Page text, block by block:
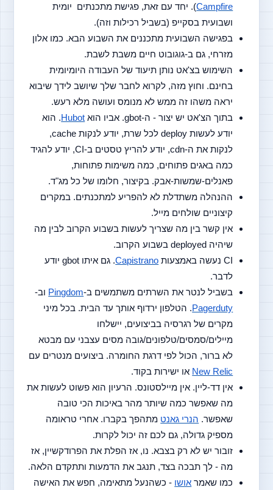
Campfire
). יחד עם זאת, פגישת מתכנתים  יומית
ושבועית בסקייפ (בשביל רכילות וזה).
מזרחי, גם ב-גוגובוט חיים משבת לשבת.
השימוש בצ'אט נותן תיעוד של העבודה היומיומית
בחינם. וחוץ מזה, לקרוא לחבר שלך שיושב לידך שיבוא
יראה משהו זה ממש לא מנומס ועושה מלא רעש.
בתוך הצ'אט יש יצור - ה-gbot. אביו הוא
Hubot
. הוא
לנקות את ה-cdn, יודע להריץ טסטים ב-CI, יודע להגיד
פאנלים-שמשות-אבק. בקיצור, חלומו של כל מג"ד.
קיצוניים שולחים מייל.
שיהיה deployed בשבוע הקרוב.
CI נעשה באמצעות
Capistrano
. גם איתו gbot יודע
לדבר.
בשביל לנטר את השרתים משתמשים ב-Pingdom וב-
Pagerduty
מיילים/סמסים/טלפונים/גובה מסים עצבני עם מבטא
לא ברור, הכול לפי דרגת החומרה. ביצועים מנטרים עם
New Relic או ישירות בקוד.
אין דד-ליין. אין מיילסטונס. הרעיון הוא פשוט לעשות את
שאפשר. הנרי גאנט
מספיק גדולה, גם לכם זה יכול לקרות.
זובור יש לא רק בצבא. נו, אז הפלת את הפרודקשיין, אז
מה - לך תבכה בצד, תנגב את הדמעות ותתקדם הלאה.
כמו שאמר אושו